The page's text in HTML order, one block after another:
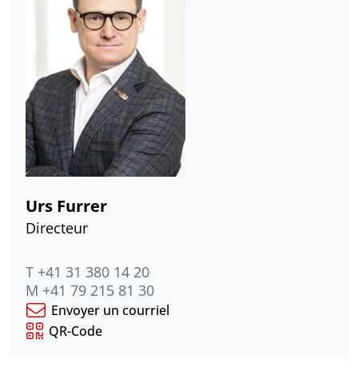
Urs Furrer
Directeur
T +41 31 380 14 20
M +41 79 215 81 30
Envoyer un courriel
QR-Code